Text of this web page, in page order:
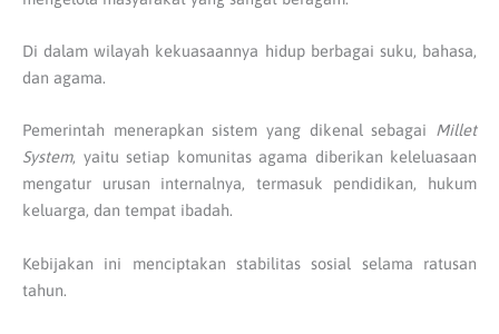
Di dalam wilayah kekuasaannya hidup berbagai suku, bahasa,
dan agama.
Pemerintah menerapkan sistem yang dikenal sebagai Millet
System, yaitu setiap komunitas agama diberikan keleluasaan
mengatur urusan internalnya, termasuk pendidikan, hukum
keluarga, dan tempat ibadah.
Kebijakan ini menciptakan stabilitas sosial selama ratusan
tahun.